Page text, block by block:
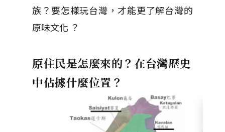
族？要怎樣玩台灣，才能更了解台灣的
原味文化 ？
原住民是怎麼來的？在台灣歷史
中佔據什麼位置？